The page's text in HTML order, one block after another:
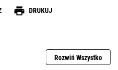
print DRUKUJ
Rozwiń Wszystko